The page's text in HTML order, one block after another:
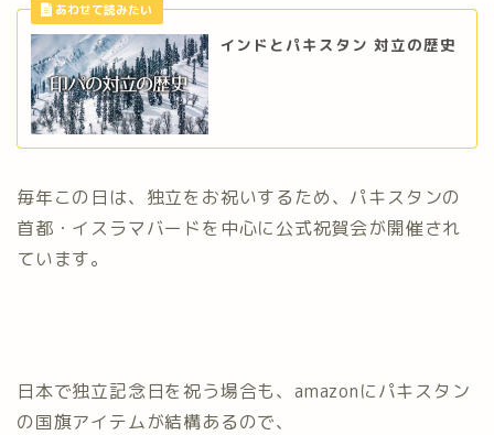
インドとパキスタン 対立の歴史
毎年この日は、独立をお祝いするため、パキスタンの
首都・イスラマバードを中心に公式祝賀会が開催され
ています。
日本で独立記念日を祝う場合も、amazonにパキスタン
の国旗アイテムが結構あるので、